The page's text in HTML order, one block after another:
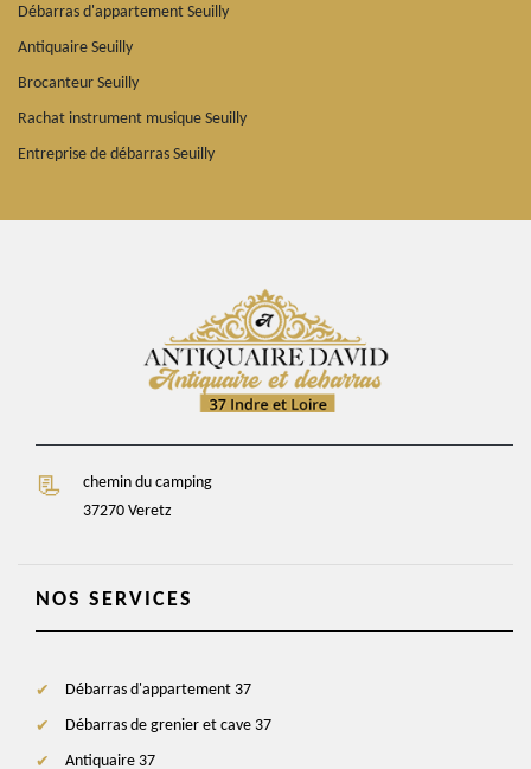
Débarras d'appartement Seuilly
Antiquaire Seuilly
Brocanteur Seuilly
Rachat instrument musique Seuilly
Entreprise de débarras Seuilly
chemin du camping
37270 Veretz
NOS SERVICES
Débarras d'appartement 37
Débarras de grenier et cave 37
Antiquaire 37